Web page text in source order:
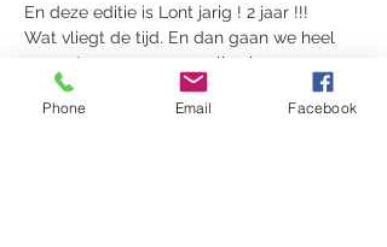
En deze editie is Lont jarig ! 2 jaar !!!
Wat vliegt de tijd. En dan gaan we heel
graag terug naar waar alles begon, naar
De Refter.
Phone Email Facebook